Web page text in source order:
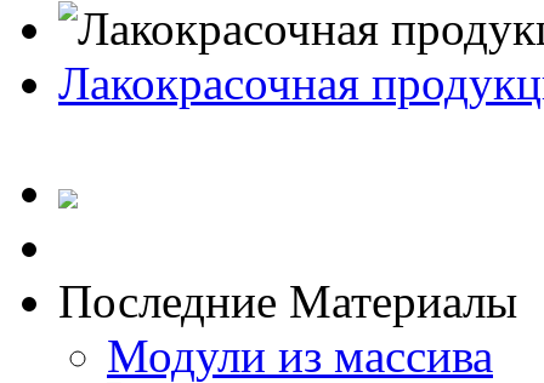
Лакокрасочная
Последние Материалы
Модули из массива